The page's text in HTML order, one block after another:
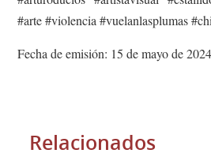
#arte #violencia #vuelanlasplumas
Fecha de emisión: 15 de mayo de 2024
Relacionados